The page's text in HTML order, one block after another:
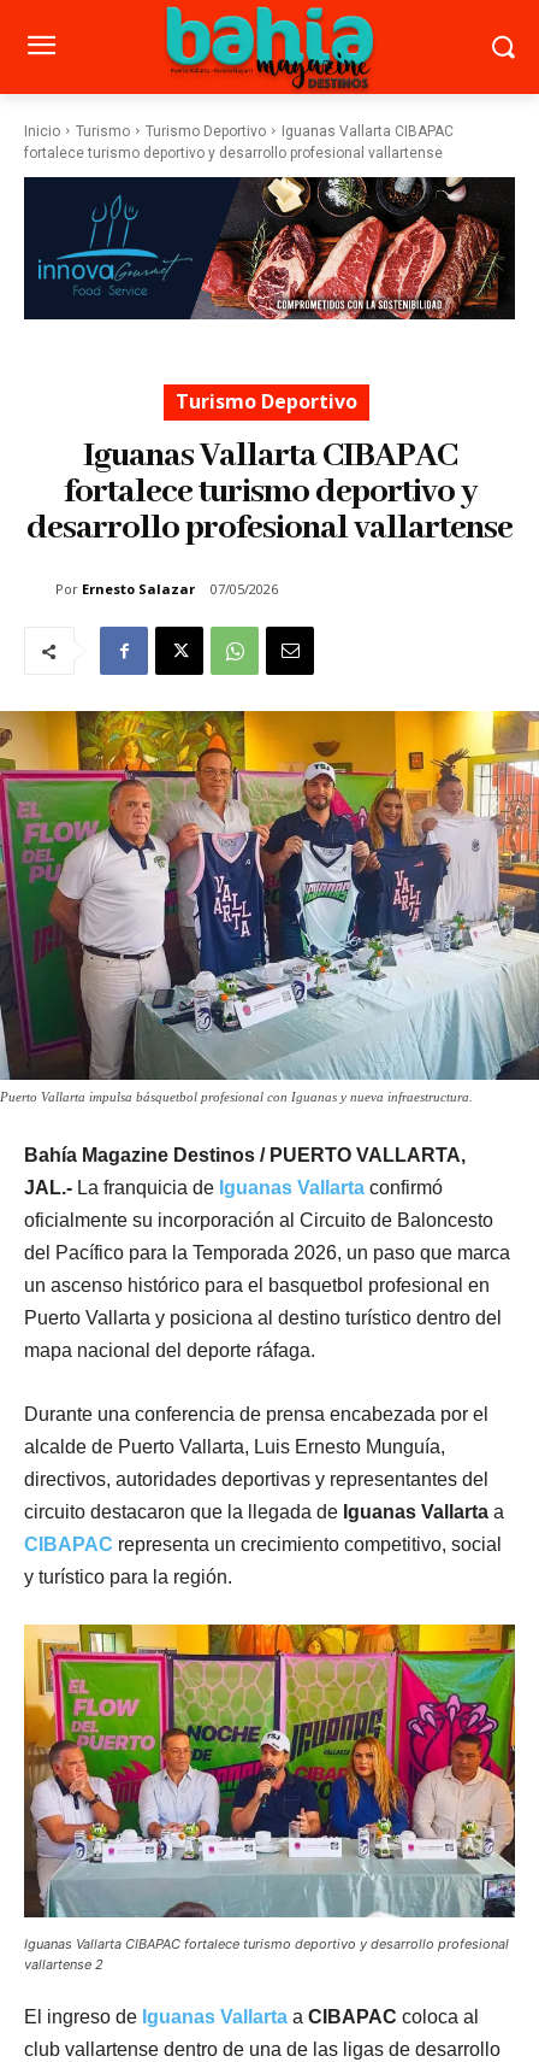
Inicio Turismo Turismo Deportivo
Iguanas Vallarta CIBAPAC
fortalece turismo deportivo y desarrollo profesional vallartense
Turismo Deportivo
Iguanas Vallarta CIBAPAC
fortalece turismo deportivo y
desarrollo profesional vallartense
Por Ernesto Salazar 07/05/2026
Puerto Vallarta impulsa básquetbol profesional con Iguanas y nueva infraestructura.
Bahía Magazine Destinos / PUERTO VALLARTA,
JAL.- La franquicia de Iguanas Vallarta confirmó
oficialmente su incorporación al Circuito de Baloncesto
del Pacífico para la Temporada 2026, un paso que marca
un ascenso histórico para el basquetbol profesional en
Puerto Vallarta y posiciona al destino turístico dentro del
mapa nacional del deporte ráfaga.
Durante una conferencia de prensa encabezada por el
alcalde de Puerto Vallarta, Luis Ernesto Munguía,
directivos, autoridades deportivas y representantes del
circuito destacaron que la llegada de Iguanas Vallarta a
CIBAPAC representa un crecimiento competitivo, social
y turístico para la región.
Iguanas Vallarta CIBAPAC fortalece turismo deportivo y desarrollo profesional
vallartense 2
El ingreso de Iguanas Vallarta a CIBAPAC coloca al
club vallartense dentro de una de las ligas de desarrollo